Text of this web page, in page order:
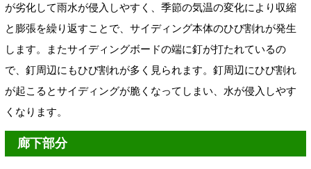
が劣化して雨水が侵入しやすく、季節の気温の変化により収縮
と膨張を繰り返すことで、サイディング本体のひび割れが発生
します。またサイディングボードの端に釘が打たれているの
で、釘周辺にもひび割れが多く見られます。釘周辺にひび割れ
が起こるとサイディングが脆くなってしまい、水が侵入しやす
くなります。
廊下部分